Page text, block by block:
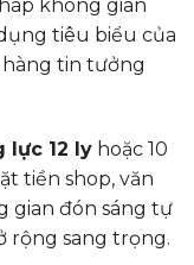
không gian
tiêu biểu của
tin tưởng
lực 12 lyhoặc 10
tiền shop, văn
gian đón sáng tự
rộng sang trọng.